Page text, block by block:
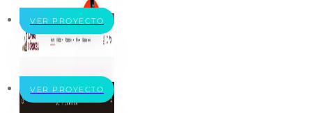
VER PROYECTO
VER PROYECTO